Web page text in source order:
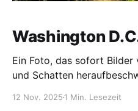
Washington
Ein Foto, das sofort Bilder
und Schatten
12 Nov. 2025 1 Min. Lesezeit